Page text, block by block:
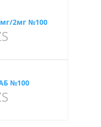
2мг №100
№100